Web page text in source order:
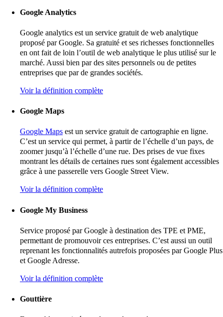
Google Analytics
Google analytics est un service gratuit de web analytique
proposé par Google. Sa gratuité et ses richesses fonctionnelles
en ont fait de loin l’outil de web analytique le plus utilisé sur le
marché. Aussi bien par des sites personnels ou de petites
entreprises que par de grandes sociétés.
Voir la définition complète
Google Maps
Google Maps est un service gratuit de cartographie en ligne.
C’est un service qui permet, à partir de l’échelle d’un pays, de
zoomer jusqu’à l’échelle d’une rue. Des prises de vue fixes
montrant les détails de certaines rues sont également accessibles
grâce à une passerelle vers Google Street View.
Voir la définition complète
Google My Business
Service proposé par Google à destination des TPE et PME,
permettant de promouvoir ces entreprises. C’est aussi un outil
reprenant les fonctionnalités autrefois proposées par Google Plus
et Google Adresse.
Voir la définition complète
Gouttière